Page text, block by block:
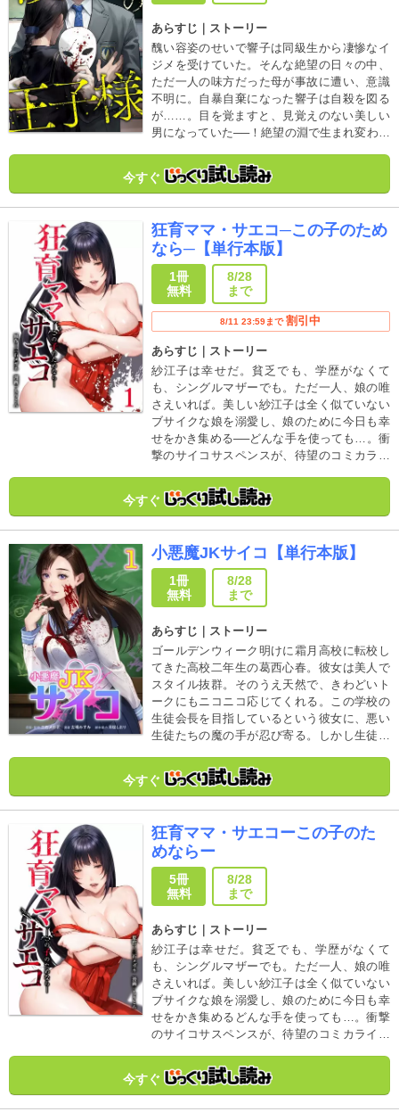
あらすじ｜ストーリー
醜い容姿のせいで響子は同級生から凄惨なイ
ジメを受けていた。そんな絶望の日々の中、
ただ一人の味方だった母が事故に遭い、意識
不明に。自暴自棄になった響子は自殺を図る
が……。目を覚ますと、見覚えのない美しい
男になっていた──！絶望の淵で生まれ変わっ
た同級生への復讐だった
今すぐ
狂育ママ・サエコ─この子のため
なら─【単行本版】
1冊
無料
8/28
まで
8/11 23:59まで 割引中
あらすじ｜ストーリー
紗江子は幸せだ。貧乏でも、学歴がなくて
も、シングルマザーでも。ただ一人、娘の唯
さえいれば。美しい紗江子は全く似ていない
ブサイクな娘を溺愛し、娘のために今日も幸
せをかき集める──どんな手を使っても…。衝
撃のサイコサスペンスが、待望のコミカライ
今すぐ
小悪魔JKサイコ【単行本版】
1冊
無料
8/28
まで
あらすじ｜ストーリー
ゴールデンウィーク明けに霜月高校に転校し
てきた高校二年生の葛西心春。彼女は美人で
スタイル抜群。そのうえ天然で、きわどいト
ークにもニコニコ応じてくれる。この学校の
生徒会長を目指しているという彼女に、悪い
生徒たちの魔の手が忍び寄る。しかし生徒た
スなのだ。
今すぐ
狂育ママ・サエコーこの子のた
めならー
5冊
無料
8/28
まで
あらすじ｜ストーリー
紗江子は幸せだ。貧乏でも、学歴がなくて
も、シングルマザーでも。ただ一人、娘の唯
さえいれば。美しい紗江子は全く似ていない
ブサイクな娘を溺愛し、娘のために今日も幸
せをかき集めるどんな手を使っても…。衝撃
のサイコサスペンスが、待望のコミカライズ
た）
今すぐ